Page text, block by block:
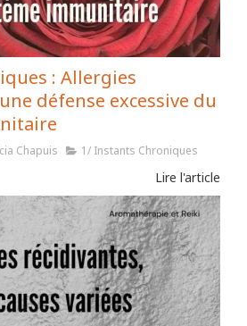
: Allergies
défense excessive du
Chapuis 1/ Instants Chroniques
Lire l'article